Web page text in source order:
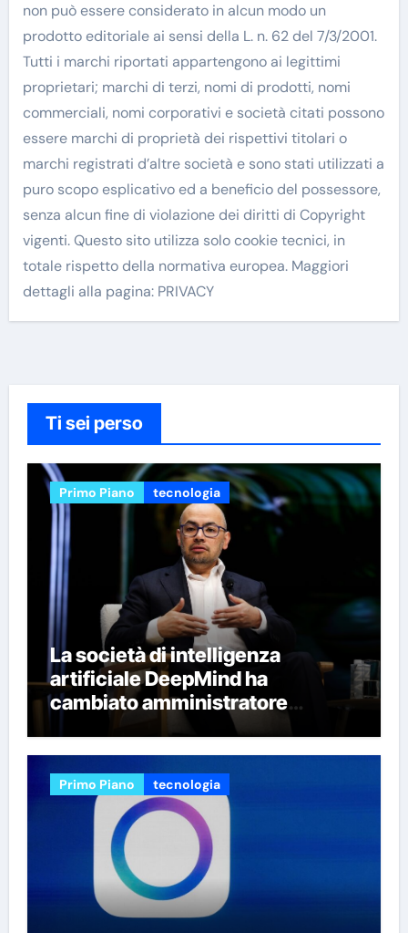
non può essere considerato in alcun modo un
prodotto editoriale ai sensi della L. n. 62 del 7/3/2001.
Tutti i marchi riportati appartengono ai legittimi
proprietari; marchi di terzi, nomi di prodotti, nomi
commerciali, nomi corporativi e società citati possono
essere marchi di proprietà dei rispettivi titolari o
marchi registrati d’altre società e sono stati utilizzati a
puro scopo esplicativo ed a beneficio del possessore,
senza alcun fine di violazione dei diritti di Copyright
vigenti. Questo sito utilizza solo cookie tecnici, in
totale rispetto della normativa europea. Maggiori
dettagli alla pagina: PRIVACY
Ti sei perso
Primo Piano tecnologia
La società di intelligenza
artificiale DeepMind ha
cambiato amministratore
delegato e perso quattro dei suoi
migliori ricercatori
Primo Piano tecnologia